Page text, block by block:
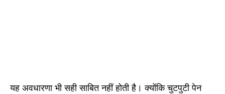
यह अवधारणा भी सही साबित नहीं होती है। क्योंकि चुटपुटी पेन